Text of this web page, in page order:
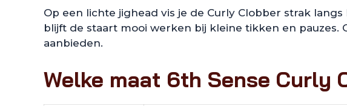
Op een lichte jighead vis je de Curly Clobber strak
blijft de staart mooi werken bij kleine tikken en
aanbieden.
Welke maat 6th Sense Curly